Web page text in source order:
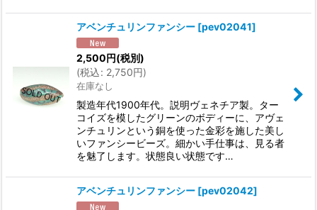
アベンチュリンファンシー [pev02041]
2,500円(税別)
(税込: 2,750円)
在庫なし
製造年代1900年代。説明ヴェネチア製。ター
コイズを模したグリーンのボディーに、アヴェ
ンチュリンという銅を使った金彩を施した美し
いファンシービーズ。細かい手仕事は、見る者
を魅了します。状態良い状態です…
アベンチュリンファンシー [pev02042]